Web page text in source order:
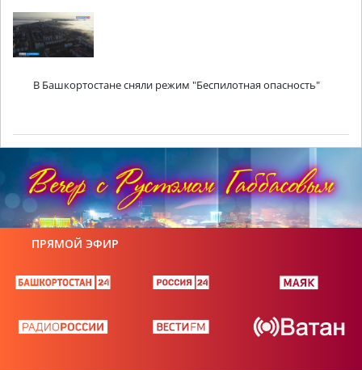
В Башкортостане сняли режим "Беспилотная опасность"
ПРЯМОЙ ЭФИР